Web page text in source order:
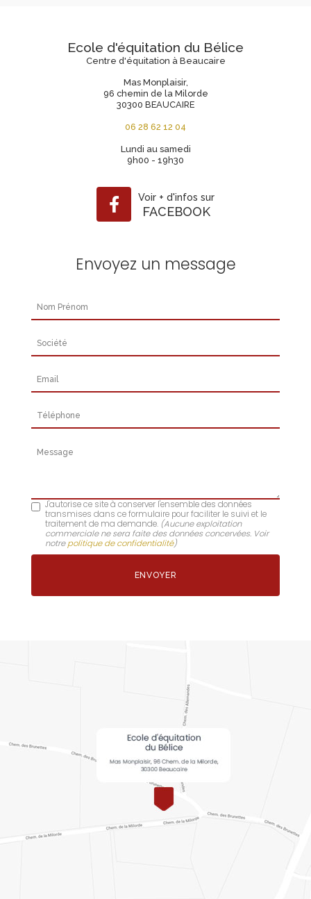
Ecole d'équitation du Bélice
Centre d'équitation à Beaucaire
Mas Monplaisir,
96 chemin de la Milorde
30300 BEAUCAIRE
06 28 62 12 04
Lundi au samedi
9h00 - 19h30
Voir + d'infos sur
FACEBOOK
Envoyez un message
Nom Prénom
Société
Email
Téléphone
Message
J'autorise ce site à conserver l'ensemble des données
transmises dans ce formulaire pour faciliter le suivi et le
traitement de ma demande. (Aucune exploitation
commerciale ne sera faite des données concervées. Voir
notrepolitique de confidentialité)